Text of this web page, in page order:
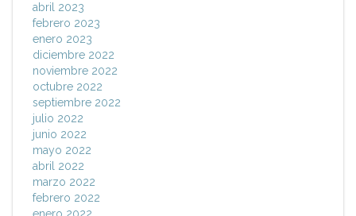
abril 2023
febrero 2023
enero 2023
diciembre 2022
noviembre 2022
octubre 2022
septiembre 2022
julio 2022
junio 2022
mayo 2022
abril 2022
marzo 2022
febrero 2022